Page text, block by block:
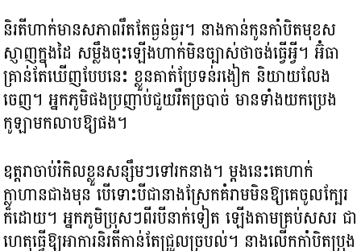
និរតីហាក់មានសភាពរឹតតែធ្ងន់ធ្ងរ។ នាងកាន់កូនកាំបិតមុខស
ស្ញាញក្នុងដៃ សម្លឹងចុះឡើងហាក់មិនច្បាស់ថាចង់ធ្វើអ្វី។ អ៊ំធា
គ្រាន់តែឃើញបែបនេះ ខ្លួនគាត់ប្រែទន់រងៀក និយាយលែង
ចេញ។ អ្នកភូមិផងប្រញាប់ជួយរឺតច្របាច់ មានទាំងយកប្រេង
កូឡាមកលាបឱ្យផង។
ឧត្ដរាចាប់រំកិលខ្លួនសន្សឹមៗទៅរកនាង។ ម្ដងនេះគេហាក់
ក្លាហានជាងមុន បើទោះបីជានាងស្រែកគំរាមមិនឱ្យគេចូលក្បែរ
ក៏ដោយ។ អ្នកភូមិប្រុសៗពីរបីនាក់ទៀត ឡើងតាមគ្រប់សសរ ជា
ហេតុធ្វើឱ្យអាការនិរតីកាន់តែជ្រួលច្របល់។ នាងលើកកាំបិតប្រុង